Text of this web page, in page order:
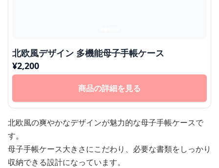
北欧風デザイン 多機能母子手帳ケース
¥2,200
商品の詳細を見る
北欧風の爽やかなデザインが魅力的な母子手帳ケースで
す。
母子手帳ケース大きさにこだわり、必要な書類をしっかり
収納できる設計になっています。